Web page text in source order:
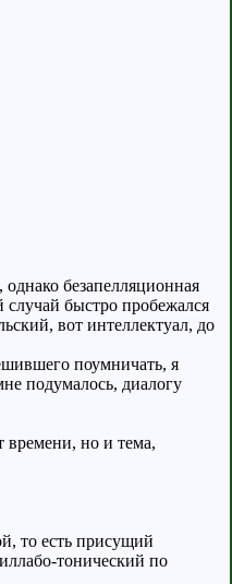
безапелляционная
быстро пробежался
вот интеллектуал, до
поумничать, я
подумалось, диалогу
времени, но и тема,
то есть присущий
тонический по